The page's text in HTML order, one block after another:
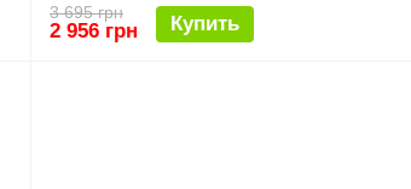
3 695 грн
2 956 грн Купить